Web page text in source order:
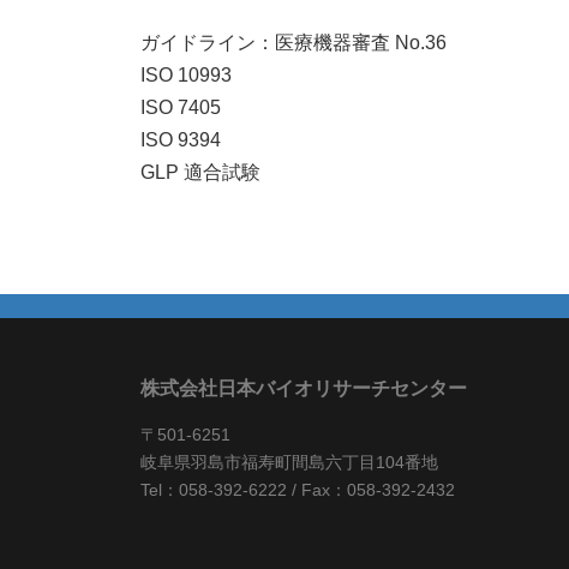
ガイドライン：医療機器審査 No.36
ISO 10993
ISO 7405
ISO 9394
GLP 適合試験
株式会社日本バイオリサーチセンター
〒501-6251
岐阜県羽島市福寿町間島六丁目104番地
Tel：058-392-6222 / Fax：058-392-2432